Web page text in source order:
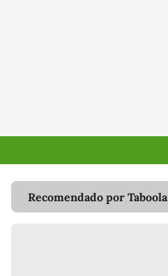
Recomendado por Taboola